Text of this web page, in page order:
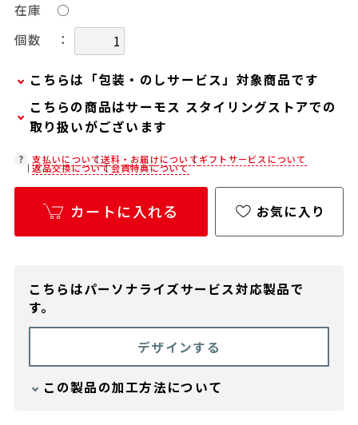
在庫
○
個数
：
こちらは「包装・のしサービス」対象商品です
弊社での包装・のしを希望される場合は、商品を
カートに入れた後に「会員限定のし・ラッピング
(330円/個)設定へ」ボタンからお手続きくださ
い。
「包装・のしサービス」には、手提げ袋やギフト
バッグは含まれておりません。手提げ袋やギフト
バッグを希望される場合は、以下よりご購入をお
通常商品用ギフト用品(バッグ・紙袋)
こちらの商品はサーモス スタイリングストアでの
取り扱いがございます
在庫状況につきましては、各店舗までお電話にて
ご確認ください。
店舗紹介ページ
支払いについて送料・お届けについてギフトサービスについて
返品交換について会員特典について
カートに入れる お気に入り
こちらはパーソナライズサービス対応製品で
す。
デザインする
この製品の加工方法について